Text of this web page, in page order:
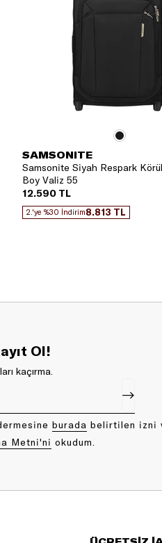
SAMSONITE
Samsonite Siyah Respark
Boy Valiz 55
12.590 TL
2.'ye %30 İndirim8.813 TL
Ol!
kaçırma.
bu rada belirtilen izni
Metni'ni okudum.